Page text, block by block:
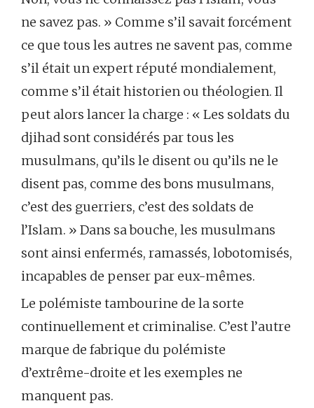
ne savez pas. » Comme s’il savait forcément
ce que tous les autres ne savent pas, comme
s’il était un expert réputé mondialement,
comme s’il était historien ou théologien. Il
peut alors lancer la charge : « Les soldats du
djihad sont considérés par tous les
musulmans, qu’ils le disent ou qu’ils ne le
disent pas, comme des bons musulmans,
c’est des guerriers, c’est des soldats de
l’Islam. » Dans sa bouche, les musulmans
sont ainsi enfermés, ramassés, lobotomisés,
incapables de penser par eux-mêmes.
Le polémiste tambourine de la sorte
continuellement et criminalise. C’est l’autre
marque de fabrique du polémiste
d’extrême-droite et les exemples ne
manquent pas.